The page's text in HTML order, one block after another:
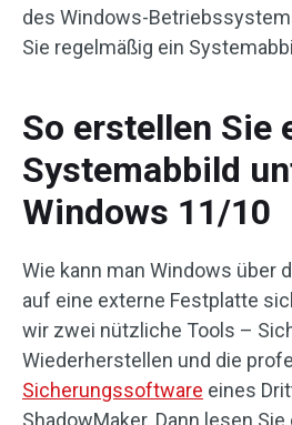
des Windows-
Sie regelmäßig ein
So erstellen Sie
Systemabbild
Windows 11/10
Wie kann man Windows über
auf eine externe Festplatte
wir zwei nützliche Tools –
Wiederherstellen und die
Sicherungssoftware eines
ShadowMaker. Dann lesen